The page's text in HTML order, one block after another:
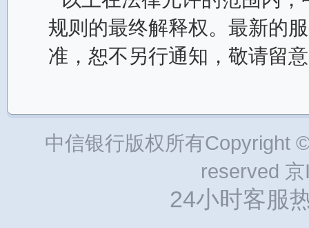
规则的最终解释权。最新的
准，恕不另行通知，敬请留
中信银行版权所有Copyright
reserved
24小时客服